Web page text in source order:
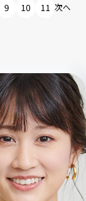
9 10 11 次へ